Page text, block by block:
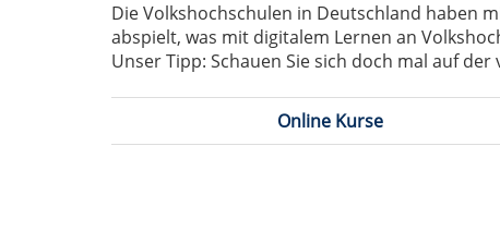
Die Volkshochschulen in Deutschland haben
abspielt, was mit digitalem Lernen an
Unser Tipp: Schauen Sie sich doch mal auf
Online Kurse